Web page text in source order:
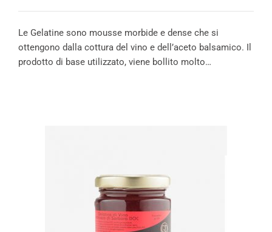
Le Gelatine sono mousse morbide e dense che si
ottengono dalla cottura del vino e dell’aceto balsamico. Il
prodotto di base utilizzato, viene bollito molto…